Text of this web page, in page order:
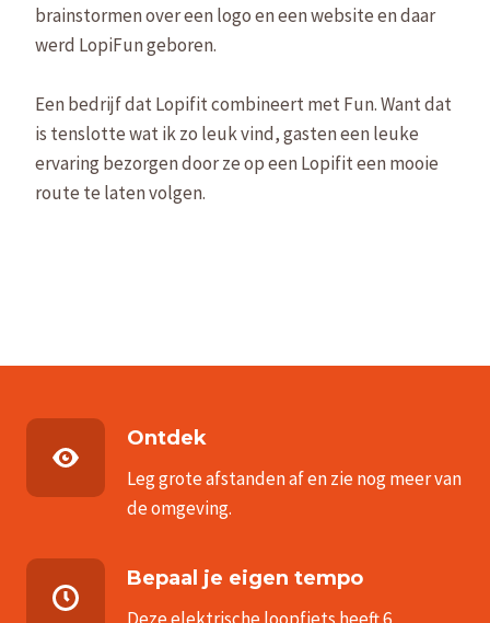
brainstormen over een logo en een website en daar
werd LopiFun geboren.
Een bedrijf dat Lopifit combineert met Fun. Want dat
is tenslotte wat ik zo leuk vind, gasten een leuke
ervaring bezorgen door ze op een Lopifit een mooie
route te laten volgen.
Ontdek
Leg grote afstanden af en zie nog meer van
de omgeving.
Bepaal je eigen tempo